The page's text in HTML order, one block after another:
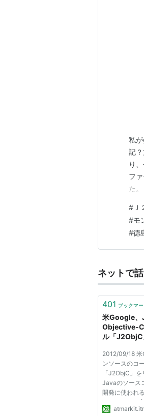
私
記
り
フ
た
い
そ
# Ｊ
#モ
#徳
ネットで
401 ブックマー
米Google、
Objective-C
ル「J2ObjC
2012/09/18
ンソースのコ
「J2ObjC」を
Javaのソース
開発に使われ
ースコードに
Googleのオー